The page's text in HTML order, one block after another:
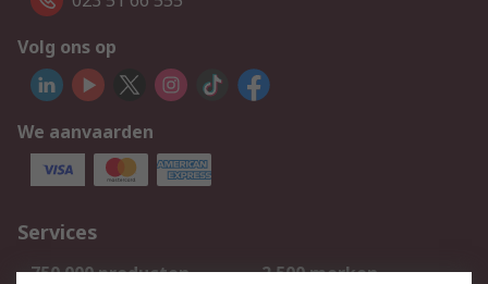
Volg ons op
We aanvaarden
Services
750.000 producten
2.500 merken